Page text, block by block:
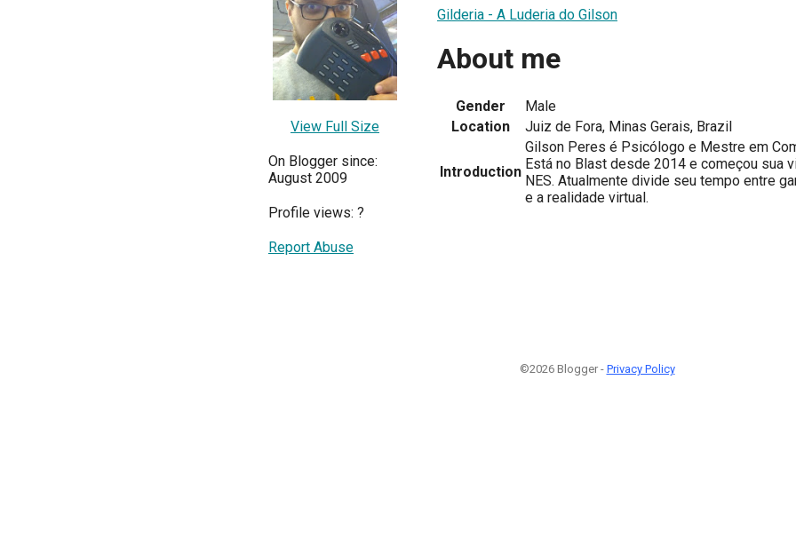
View Full Size
On Blogger since:
August 2009
Profile views: ?
Report Abuse
Gilderia - A Luderia do Gilson
About me
Gender
Male
Location
Juiz de Fora, Minas Gerais, Brazil
Introduction
Gilson Peres é Psicólogo e Mestre em
Está no Blast desde 2014 e começou sua
NES. Atualmente divide seu tempo entre
e a realidade virtual.
©2026 Blogger - Privacy Policy